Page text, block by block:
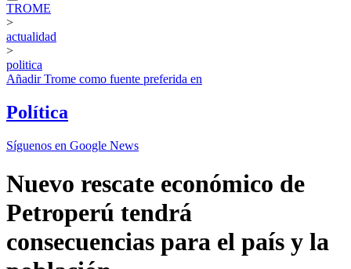
TROME
>
actualidad
>
politica
AñadirTrome como fuente preferida en
Política
Síguenos en Google News
Nuevo rescate económico de
Petroperú tendrá
consecuencias para el país y la